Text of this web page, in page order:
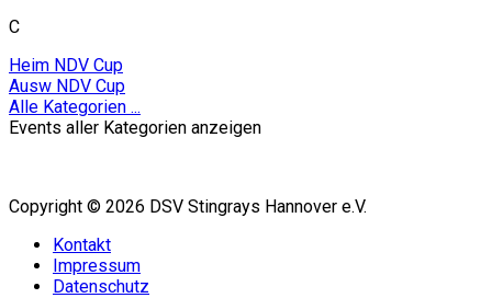
C
Heim NDV Cup
Ausw NDV Cup
Alle Kategorien ...
Events aller Kategorien anzeigen
Copyright © 2026 DSV Stingrays Hannover e.V.
Kontakt
Impressum
Datenschutz